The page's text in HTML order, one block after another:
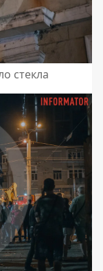
стекла